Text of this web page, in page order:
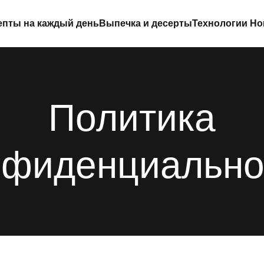
на каждый деньВыпечка и десертыТехнологии
Политика